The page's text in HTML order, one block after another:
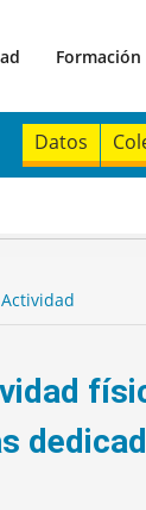
Formación
Datos